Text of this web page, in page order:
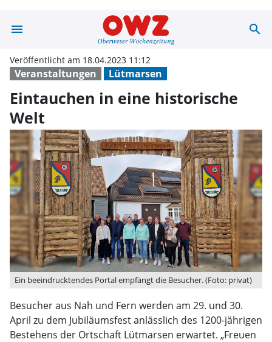
menu Eintauchen insearch
Veranstaltungen Lütmarsen
Veröffentlicht am 18.04.2023 11:12
Eintauchen in eine historische
Welt
Ein beeindrucktendes Portal empfängt die Besucher. (Foto: privat)
Besucher aus Nah und Fern werden am 29. und 30.
April zu dem Jubiläumsfest anlässlich des 1200-jährigen
Bestehens der Ortschaft Lütmarsen erwartet. „Freuen